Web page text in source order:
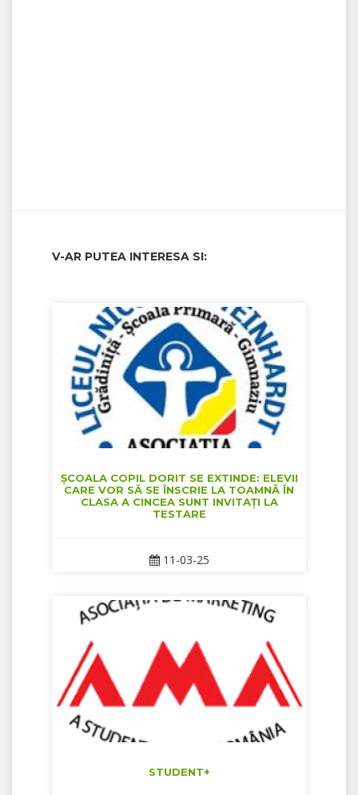
V-AR PUTEA INTERESA SI:
ȘCOALA COPIL DORIT SE EXTINDE: ELEVII
CARE VOR SĂ SE ÎNSCRIE LA TOAMNĂ ÎN
CLASA A CINCEA SUNT INVITAȚI LA
TESTARE
11-03-25
STUDENT+